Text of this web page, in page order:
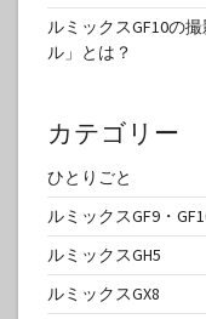
ルミックスGF10の
ル」とは？
カテゴリー
ひとりごと
ルミックスGF9・
ルミックスGH5
ルミックスGX8